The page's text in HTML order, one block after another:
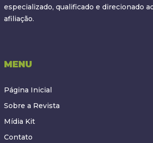
especializado, qualificado e direcionado
afiliação.
MENU
Página Inicial
Sobre a Revista
Mídia Kit
Contato